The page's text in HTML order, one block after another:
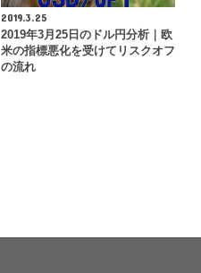
2019.3.25
2019年3月25日のドル円分析｜欧
米の指標悪化を受けてリスクオフ
の流れ